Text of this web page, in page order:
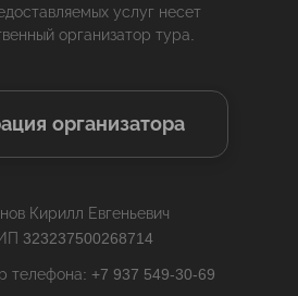
услуг несет
организатор тура.
организатора
Кирилл Евгеньевич
323237500268714
телефона: +7 937 549-30-69